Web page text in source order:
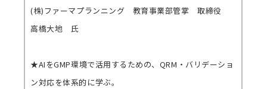
(株)ファーマプランニング 教育事業部管掌 取締役
高橋大地 氏
★AIをGMP環境で活用するための、QRM・バリデーショ
ン対応を体系的に学ぶ。